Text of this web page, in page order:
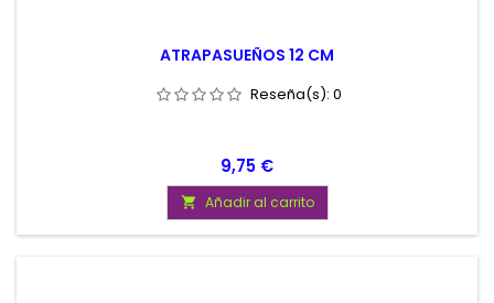
ATRAPASUEÑOS 12 CM
Reseña(s): 0
Precio
9,75 €
 Añadir al carrito